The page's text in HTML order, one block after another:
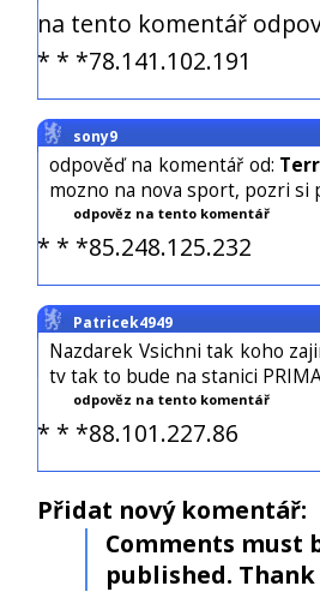
na tento komentář
* * *78.141.102.191
sony9
odpověď na komentář od:
mozno na nova sport, pozri si
odpověz na tento komentář
* * *85.248.125.232
Patricek4949
Nazdarek Vsichni tak koho
tv tak to bude na stanici
odpověz na tento komentář
* * *88.101.227.86
Přidat nový komentář:
Comments must
published. Thank